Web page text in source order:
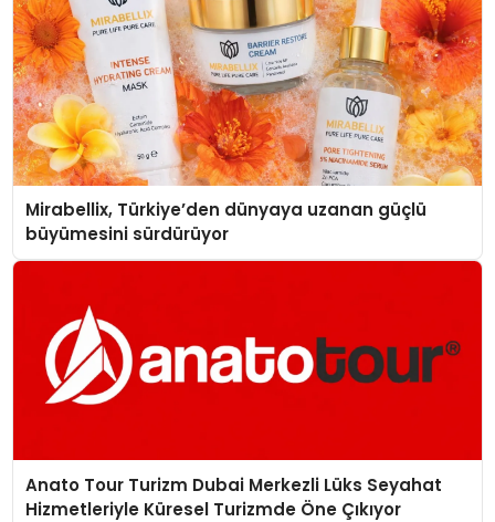
Mirabellix, Türkiye’den dünyaya uzanan güçlü
büyümesini sürdürüyor
Anato Tour Turizm Dubai Merkezli Lüks Seyahat
Hizmetleriyle Küresel Turizmde Öne Çıkıyor